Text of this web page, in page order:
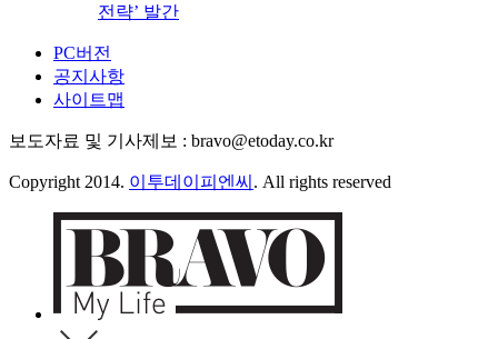
전략’ 발간
PC버전
공지사항
사이트맵
보도자료 및 기사제보 : bravo@etoday.co.kr
Copyright 2014. 이투데이피엔씨 . All rights reserved